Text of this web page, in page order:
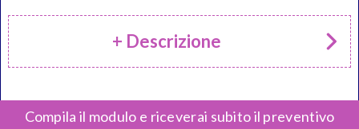
+ Descrizione
Compila il modulo e riceverai subito il preventivo